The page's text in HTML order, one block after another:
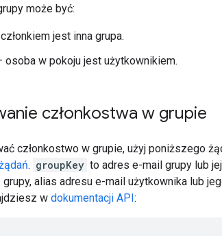
może być:
jest inna grupa.
osoba w pokoju jest użytkownikiem.
członkostwa w grupie
członkostwo w grupie, użyj poniższego
. groupKey to adres e-mail grupy lub
grupy, alias adresu e-mail użytkownika lub
w dokumentacji API: